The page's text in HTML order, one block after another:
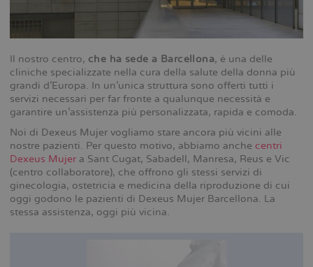
Il nostro centro, che ha sede a Barcellona, è una delle
cliniche specializzate nella cura della salute della donna più
grandi d’Europa. In un’unica struttura sono offerti tutti i
servizi necessari per far fronte a qualunque necessità e
garantire un’assistenza più personalizzata, rapida e comoda.
Noi di Dexeus Mujer vogliamo stare ancora più vicini alle
nostre pazienti. Per questo motivo, abbiamo anche centri
Dexeus Mujer a Sant Cugat, Sabadell, Manresa, Reus e Vic
(centro collaboratore), che offrono gli stessi servizi di
ginecologia, ostetricia e medicina della riproduzione di cui
oggi godono le pazienti di Dexeus Mujer Barcellona. La
stessa assistenza, oggi più vicina.